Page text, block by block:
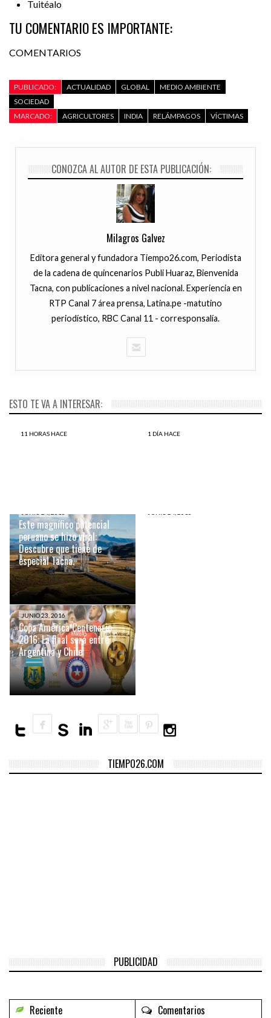
Tuitéalo
TU COMENTARIO ES IMPORTANTE:
COMENTARIOS
PUBLICADO: ACTUALIDAD GLOBAL
MEDIO AMBIENTE
SOCIEDAD
MARCADO:
AGRICULTORES INDIA RELÁMPAGOS VÍCTIMAS
CONOZCA AL AUTOR DE ESTA PUBLICACIÓN:
Milagros Galvez
Editora general y fundadora Tiempo26.com, Periodista
de la cadena de quincenarios Publi Huaraz, Bienvenida
Tacna, con publicaciones a nivel nacional. Experiencia en
RTP Canal 7 área prensa, Latina.pe -matutino
periodístico, RBC Canal 11 - corresponsalía.
ESTO TE VA A INTERESAR:
11 HORAS HACE 1 DÍA HACE
Este magnífico potencial
peruano se hizo viral:
Descubre que tiene de
especial Tacna.
JUNIO 23, 2016
Copa América Centenario
2016: La final será entre
Argentina y Chile
TIEMPO26.COM
PUBLICIDAD
Reciente Comentarios